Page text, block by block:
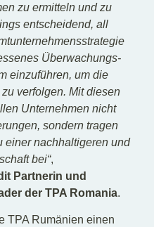
zu ermitteln und zu
entscheidend, all
Überwachungs-
einzuführen, um die
verfolgen. Mit diesen
Unternehmen nicht
sondern tragen
einer nachhaltigeren und
bei“,
Partnerin und
der TPA Romania.
TPA Rumänien einen